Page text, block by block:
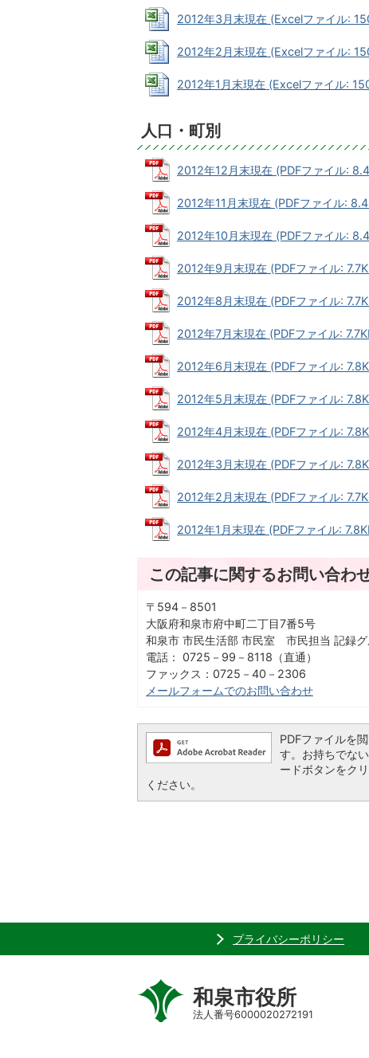
2012年3月末現在 (Excelファイル:
2012年2月末現在 (Excelファイル:
2012年1月末現在 (Excelファイル:
人口・町別
2012年12月末現在 (PDFファイル:
2012年11月末現在 (PDFファイル:
2012年10月末現在 (PDFファイル:
2012年9月末現在 (PDFファイル:
2012年8月末現在 (PDFファイル:
2012年7月末現在 (PDFファイル:
2012年6月末現在 (PDFファイル:
2012年5月末現在 (PDFファイル:
2012年4月末現在 (PDFファイル:
2012年3月末現在 (PDFファイル:
2012年2月末現在 (PDFファイル:
2012年1月末現在 (PDFファイル:
この記事に関するお問い合わ
〒594－8501
大阪府和泉市府中町二丁目7番5号
和泉市 市民生活部 市民室 市民担当 記録
電話： 0725－99－8118（直通）
ファックス：0725－40－2306
メールフォームでのお問い合わせ
PDFファイルを
す。お持ちでな
ードボタンをク
ください。
プライバシーポリシー
和泉市役所
法人番号6000020272191